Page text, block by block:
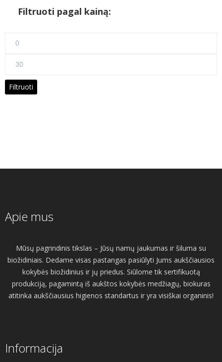
Filtruoti pagal kainą:
Maks
Filtruoti
Apie mus
Mūsų pagrindinis tikslas – Jūsų namų jaukumas ir šiluma su
biožidiniais. Dedame visas pastangas pasiūlyti Jums aukščiausios
kokybės biožidinius ir jų priedus. Siūlome tik sertifikuotą
produkciją, pagamintą iš aukštos kokybės medžiagų, biokuras
atitinka aukščiausius higienos standartus ir yra visiškai organinis!
Informacija